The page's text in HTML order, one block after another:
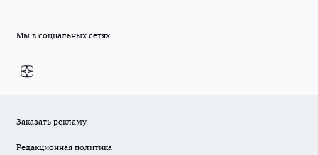
Мы в социальных сетях
Заказать рекламу
Редакционная политика